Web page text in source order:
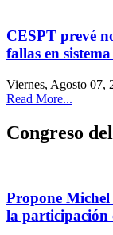
CESPT prevé
fallas en
Viernes, Agosto 07,
Read More...
Congreso
Propone
la participación